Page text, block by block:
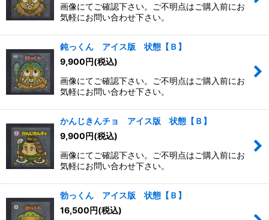
画像にてご確認下さい。ご不明点はご購入前にお
気軽にお問い合わせ下さい。
鈍っくん アイス版 状態【Ｂ】
9,900円(税込)
画像にてご確認下さい。ご不明点はご購入前にお
気軽にお問い合わせ下さい。
かんじきんチョ アイス版 状態【Ｂ】
9,900円(税込)
画像にてご確認下さい。ご不明点はご購入前にお
気軽にお問い合わせ下さい。
勃っくん アイス版 状態【Ｂ】
16,500円(税込)